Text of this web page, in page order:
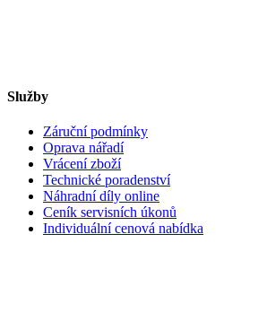
Služby
Záruční podmínky
Oprava nářadí
Vrácení zboží
Technické poradenství
Náhradní díly online
Ceník servisních úkonů
Individuální cenová nabídka